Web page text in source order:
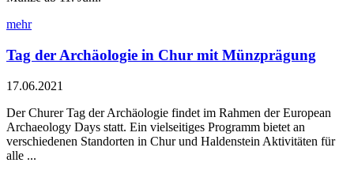
mehr
Tag der Archäologie in Chur mit Münzprägung
17.06.2021
Der Churer Tag der Archäologie findet im Rahmen der European
Archaeology Days statt. Ein vielseitiges Programm bietet an
verschiedenen Standorten in Chur und Haldenstein Aktivitäten für
alle ...